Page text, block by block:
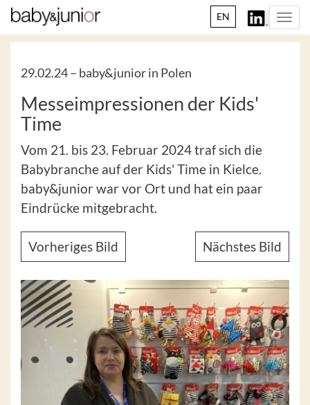
EN
29.02.24 – baby&junior in Polen
Messeimpressionen der Kids'
Time
Vom 21. bis 23. Februar 2024 traf sich die
Babybranche auf der Kids' Time in Kielce.
baby&junior war vor Ort und hat ein paar
Eindrücke mitgebracht.
Vorheriges Bild Nächstes Bild